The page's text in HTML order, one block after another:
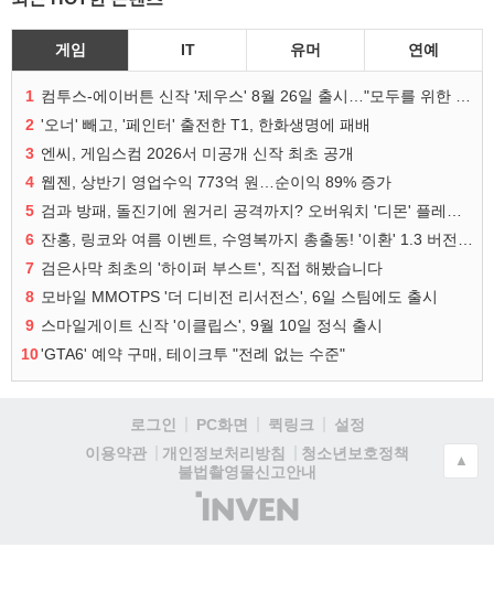
게임 IT 유머 연예
1
2 '오너' 빼고, '페인터' 출전한 T1, 한화생명에 패배
3 엔씨, 게임스컴 2026서 미공개 신작 최초 공개
4 웹젠, 상반기 영업수익 773억 원…순이익 89% 증가
5
6
7 검은사막 최초의 '하이퍼 부스트', 직접 해봤습니다
8 모바일 MMOTPS '더 디비전 리서전스', 6일 스팀에도 출시
9 스마일게이트 신작 '이클립스', 9월 10일 정식 출시
10'GTA6' 예약 구매, 테이크투 "전례 없는 수준"
로그인 PC화면 퀵링크
설정
이용약관
개인정보처리방침
청소년보호정책
불법촬영물신고안내
(주)
인
▲